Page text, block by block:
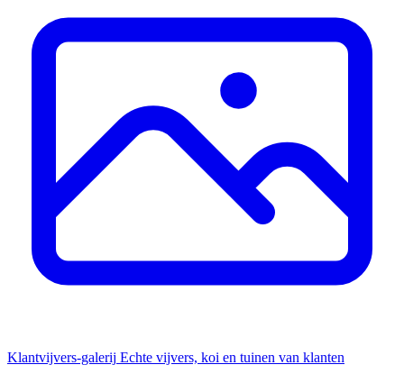
Klantvijvers-galerij Echte vijvers, koi en tuinen van klanten